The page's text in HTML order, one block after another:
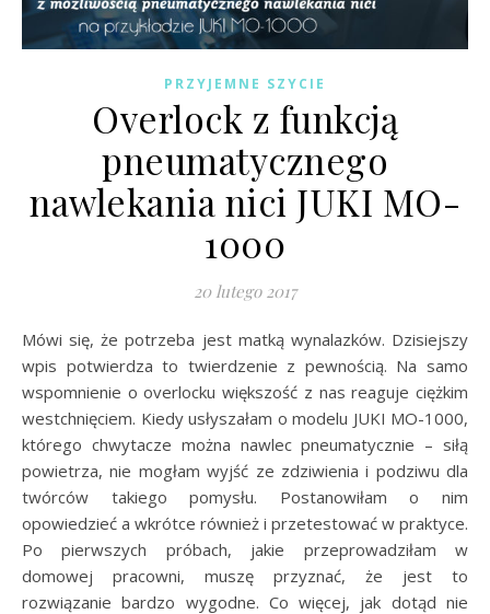
PRZYJEMNE SZYCIE
Overlock z funkcją
pneumatycznego
nawlekania nici JUKI MO-
1000
20 lutego 2017
Mówi się, że potrzeba jest matką wynalazków. Dzisiejszy
wpis potwierdza to twierdzenie z pewnością. Na samo
wspomnienie o overlocku większość z nas reaguje ciężkim
westchnięciem. Kiedy usłyszałam o modelu JUKI MO-1000,
którego chwytacze można nawlec pneumatycznie – siłą
powietrza, nie mogłam wyjść ze zdziwienia i podziwu dla
twórców takiego pomysłu. Postanowiłam o nim
opowiedzieć a wkrótce również i przetestować w praktyce.
Po pierwszych próbach, jakie przeprowadziłam w
domowej pracowni, muszę przyznać, że jest to
rozwiązanie bardzo wygodne. Co więcej, jak dotąd nie